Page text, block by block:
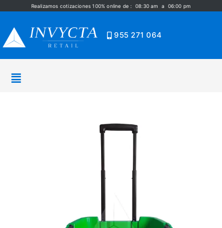
Realizamos cotizaciones 100% online de : 08:30 am a 06:00 pm
955 271 064